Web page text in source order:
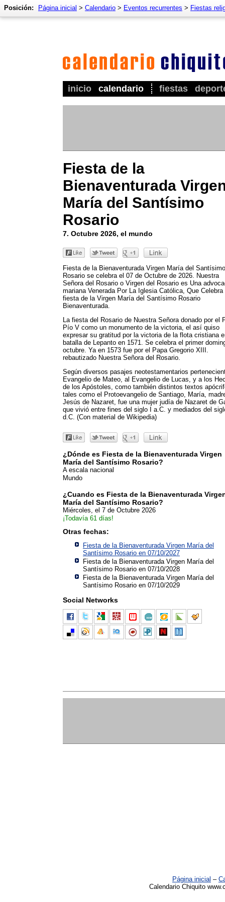
inicio calendario fiestas
Posición: Página inicial > Calendario > Eventos recurrentes > Fiestas
Fiesta de la
Bienaventurada
María del Santísimo
Rosario
7. Octubre 2026, el mundo
Fiesta de la Bienaventurada Virgen María del Santísimo
Rosario se celebra el 07 de Octubre de 2026. Nuestra
Señora del Rosario o Virgen del Rosario es Una
mariana Venerada Por La Iglesia Católica, Que Celebra
fiesta de la Virgen María del Santísimo Rosario
Bienaventurada.
La fiesta del Rosario de Nuestra Señora donado por el
Pío V como un monumento de la victoria, el así quiso
expresar su gratitud por la victoria de la flota cristiana
batalla de Lepanto en 1571. Se celebra el primer
octubre. Ya en 1573 fue por el Papa Gregorio XIII.
rebautizado Nuestra Señora del Rosario.
Según diversos pasajes neotestamentarios
Evangelio de Mateo, al Evangelio de Lucas, y a los
de los Apóstoles, como también distintos textos
tales como el Protoevangelio de Santiago, María,
Jesús de Nazaret, fue una mujer judía de Nazaret de
que vivió entre fines del siglo I a.C. y mediados del
d.C. (Con material de Wikipedia)
¿Dónde es Fiesta de la Bienaventurada Virgen
María del Santísimo Rosario?
A escala nacional
Mundo
¿Cuando es Fiesta de la Bienaventurada
María del Santísimo Rosario?
Miércoles, el 7 de Octubre 2026
¡Todavía 61 días!
Otras fechas:
Fiesta de la Bienaventurada Virgen María del
Santísimo Rosario en 07/10/2027
Fiesta de la Bienaventurada Virgen María del
Santísimo Rosario en 07/10/2028
Fiesta de la Bienaventurada Virgen María del
Santísimo Rosario en 07/10/2029
Social Networks
Página inicial –
Calendario Chiquito